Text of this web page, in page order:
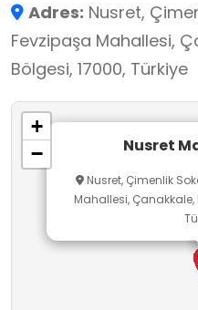
imkânına sahip olan
Çanakkale Deniz
yanı sıra Türkiye’nin
giderek halkın
Adres: Nusret,
Fevzipaşa Mahallesi,
Bölgesi, 17000, Türkiye
Nusret
Nusret, Çimenlik
Mahallesi,
+
−